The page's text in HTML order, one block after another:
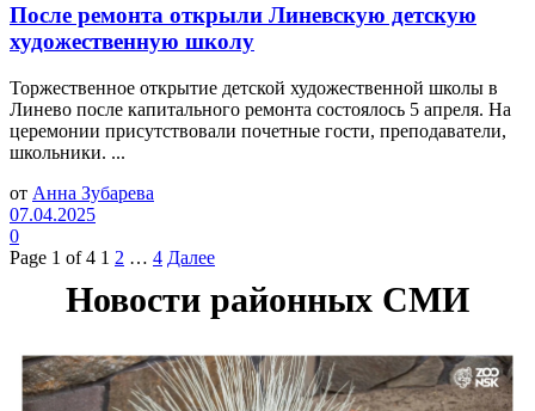
После ремонта открыли Линевскую детскую
художественную школу
Торжественное открытие детской художественной школы в
Линево после капитального ремонта состоялось 5 апреля. На
церемонии присутствовали почетные гости, преподаватели,
школьники. ...
от Анна Зубарева
07.04.2025
0
Page 1 of 4 1 2 … 4 Далее